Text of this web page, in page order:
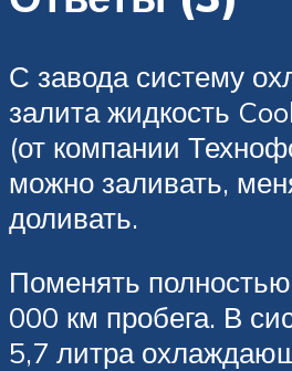
С завода систему
залита жидкость
(от компании
можно заливать,
доливать.
Поменять
000 км пробега. В
5,7 литра